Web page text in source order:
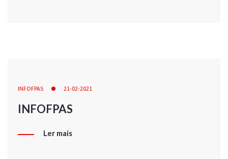
INFOFPAS 21-02-2021
INFOFPAS
Ler mais